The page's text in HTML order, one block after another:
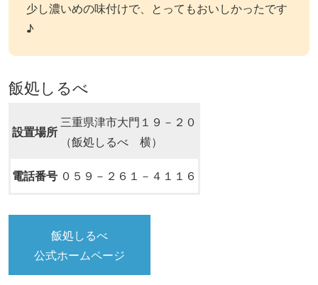
少し濃いめの味付けで、とってもおいしかったです
♪
飯処しるべ
設置場所
三重県津市大門１９－２０
（飯処しるべ 横）
電話番号 ０５９－２６１－４１１６
飯処しるべ
公式ホームページ